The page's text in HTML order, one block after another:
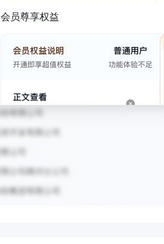
会员尊享权益